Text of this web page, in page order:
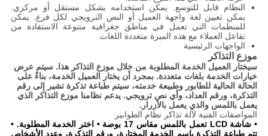
النظام قابل للتوسع. يمكن استخدامه بشكل مستقل أو مركزي.
يمكن تعيين لغة واجهة العميل أو النص الترويجي لكل فرع. يمكن
للمنظمات التي تعمل في مناطق جغرافية متنوعة الاستفادة من
تفاعل العملاء مع هذه الميزة متعددة اللغات.
الواجهات الرئيسية
موزع التذاكر
سيختار العميل الخدمة المطلوبة من خلال موزع التذاكر هذا. سيتم عرض
خيارات الخدمة بلغات متعددة. بمجرد أن يختار العميل الخدمة، بناءً على
الحالة الحالية للطابور وطبيعة خدمته، سيتم طباعة تذكرة تشير إلى رقم
التذكرة، ورقم العداد، وأي نص ترويجي. يدعم نظامنا موزع التذاكر الذي
يعمل باللمس والذي يعمل بالأزرار.
المواصفات الفنية لآلة تذاكر نظام الطوابير
• شاشة LCD تعمل باللمس مقاس 17 بوصة • اختر الخدمة المطلوبة. •
تتم طباعة التذكرة باسم الخدمة المختارة، ورقم التذكرة، وعدد الأشخاص